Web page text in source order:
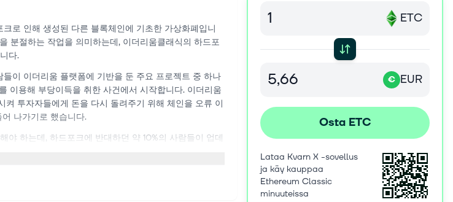
로 인해 생성된 다른 블록체인에 기초한 가상화폐입니
분절하는 작업을 의미하는데, 이더리움클래식의 하드포
다.
이 이더리움 플랫폼에 기반을 둔 주요 프로젝트 중 하나
이용해 부당이득을 취한 사건에서 시작합니다. 이더리움
켜 투자자들에게 돈을 다시 돌려주기 위해 체인을 오류 이
나가기로 했습니다.
야 하는데, 하드포크에 반대하던 약 10%의 사람들이 업데
고 이것이 이더리움 클래식의 블록체인이 된 것입니다.
록체인이 이더리움 클래식이라는 다른 블록체인이자 코
ETC
€ EUR
Osta ETC
Lataa Kvarn X -sovellus
ja käy kauppaa
Ethereum Classic
minuuteissa